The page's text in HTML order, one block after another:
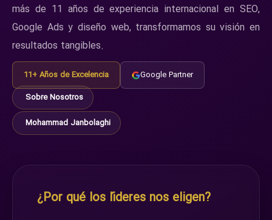
más de 11 años de experiencia internacional en SEO,
Google Ads y diseño web, transformamos su visión en
resultados tangibles.
11+ Años de Excelencia
Google Partner
Sobre Nosotros
Mohammad Janbolaghi
¿Por qué los líderes nos eligen?